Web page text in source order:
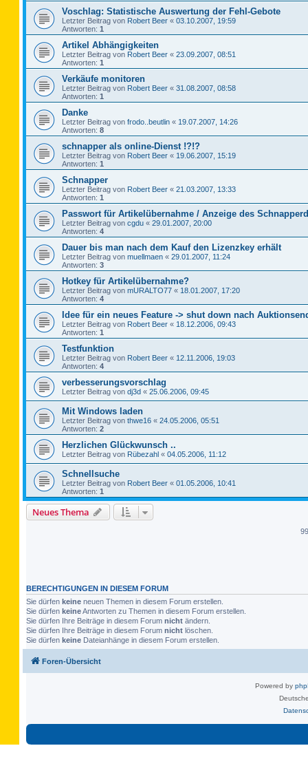
Voschlag: Statistische Auswertung der Fehl-Gebote
Letzter Beitrag von Robert Beer « 03.10.2007, 19:59
Antworten: 1
Artikel Abhängigkeiten
Letzter Beitrag von Robert Beer « 23.09.2007, 08:51
Antworten: 1
Verkäufe monitoren
Letzter Beitrag von Robert Beer « 31.08.2007, 08:58
Antworten: 1
Danke
Letzter Beitrag von frodo..beutlin « 19.07.2007, 14:26
Antworten: 8
schnapper als online-Dienst !?!?
Letzter Beitrag von Robert Beer « 19.06.2007, 15:19
Antworten: 1
Schnapper
Letzter Beitrag von Robert Beer « 21.03.2007, 13:33
Antworten: 1
Passwort für Artikelübernahme / Anzeige des
Letzter Beitrag von cgdu « 29.01.2007, 20:00
Antworten: 4
Dauer bis man nach dem Kauf den Lizenzkey erhält
Letzter Beitrag von muellmaen « 29.01.2007, 11:24
Antworten: 3
Hotkey für Artikelübernahme?
Letzter Beitrag von mURALTO77 « 18.01.2007, 17:20
Antworten: 4
Idee für ein neues Feature -> shut down nach
Letzter Beitrag von Robert Beer « 18.12.2006, 09:43
Antworten: 1
Testfunktion
Letzter Beitrag von Robert Beer « 12.11.2006, 19:03
Antworten: 4
verbesserungsvorschlag
Letzter Beitrag von dj3d « 25.06.2006, 09:45
Mit Windows laden
Letzter Beitrag von thwe16 « 24.05.2006, 05:51
Antworten: 2
Herzlichen Glückwunsch ..
Letzter Beitrag von Rübezahl « 04.05.2006, 11:12
Schnellsuche
Letzter Beitrag von Robert Beer « 01.05.2006, 10:41
Antworten: 1
Neues Thema
BERECHTIGUNGEN IN DIESEM FORUM
Sie dürfen keine neuen Themen in diesem Forum erstellen.
Sie dürfen keineAntworten zu Themen in diesem Forum erstellen.
Sie dürfen Ihre Beiträge in diesem Forum nicht ändern.
Sie dürfen Ihre Beiträge in diesem Forum nicht löschen.
Sie dürfen keine Dateianhänge in diesem Forum erstellen.
Foren-Übersicht
Powered by